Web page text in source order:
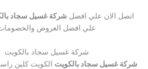
اتصل الان علي افضل شركة غسيل سجاد
علي افضل العروض
شركة غسيل سجاد بالكويت
شركة غسيل سجاد بالكويت الكويت كلين